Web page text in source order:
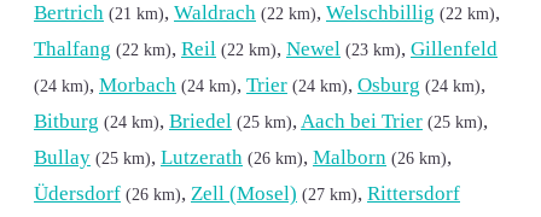
Bertrich (21 km), Waldrach (22 km), Welschbillig (22 km),
Thalfang (22 km), Reil (22 km), Newel (23 km), Gillenfeld
(24 km), Morbach (24 km), Trier (24 km), Osburg (24 km),
Bitburg (24 km), Briedel (25 km), Aach bei Trier (25 km),
Bullay (25 km), Lutzerath (26 km), Malborn (26 km),
Üdersdorf (26 km), Zell (Mosel) (27 km), Rittersdorf